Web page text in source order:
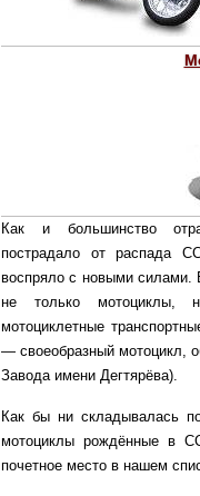
Как и большинство
пострадало от распада
воспряло с новыми силами.
не только мотоциклы,
мотоциклетные
— своеобразный мотоцикл,
Завода имени Дегтярёва).
Как бы ни складывалась
мотоциклы рождённые в
почетное место в нашем